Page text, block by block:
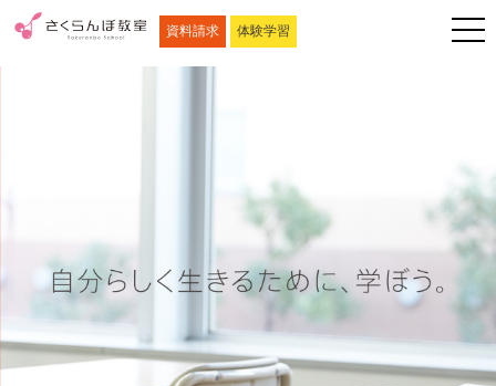
資料請求 体験学習